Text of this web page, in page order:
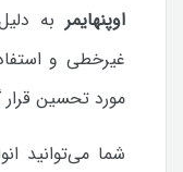
اوپنهایمر به
غیرخطی و
مورد تحسین قرار
شما می‌توانید